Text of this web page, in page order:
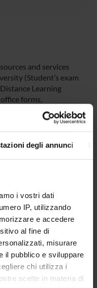
degli annunci
i vostri dati
IP, utilizzando
e accedere
al fine di
misurare
il pubblico e sviluppare
chi utilizza i
scelte in materia di
and services
(Student’s exam
Learning
forms,
can log into MyUnivr
this way will you be able
from your teachers
via the Univr app.